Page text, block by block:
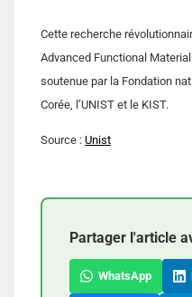
Cette recherche
Advanced Functional
soutenue par la Fondation
Corée, l’UNIST et le KIST.
Source : Unist
Partager l'article
WhatsApp